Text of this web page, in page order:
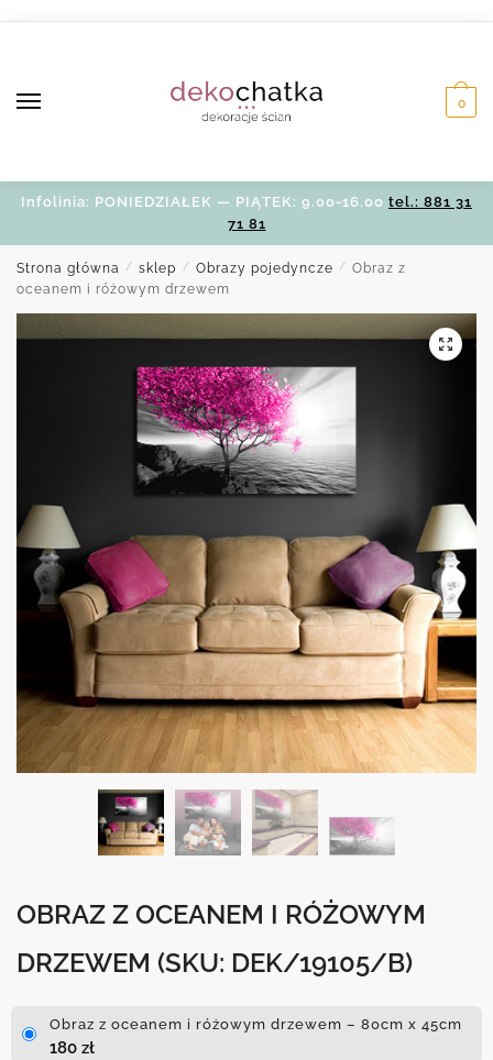
0
Infolinia: PONIEDZIAŁEK — PIĄTEK: 9.00-16.00 tel.: 881 31
71 81
Strona główna / sklep / Obrazy pojedyncze / Obraz z
oceanem i różowym drzewem
OBRAZ Z OCEANEM I RÓŻOWYM
DRZEWEM (SKU: DEK/19105/B)
Obraz z oceanem i różowym drzewem – 80cm x 45cm
180 zł